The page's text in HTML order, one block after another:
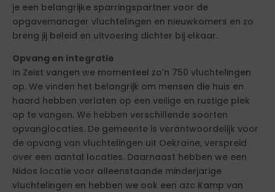
je een belangrijke sparringspartner voor de
opgavemanager vluchtelingen en nieuwkomers en zo
breng jij beleid en uitvoering dichter bij elkaar.
Opvang en integratie
In Zeist vangen we momenteel zo’n 750 vluchtelingen
op. We vinden het belangrijk om mensen die huis en
haard hebben verlaten op een veilige en rustige plek
op te vangen. We hebben verschillende soorten
opvanglocaties. De gemeente is verantwoordelijk voor
de opvang van vluchtelingen uit Oekraïne, verspreid
over een aantal locaties. Daarnaast hebben we een
Nidos locatie voor alleenstaande minderjarige
vluchtelingen en hebben we ook een azc Kamp van